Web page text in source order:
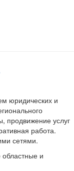
юридических и
продвижение услуг
работа.
сетями.
и